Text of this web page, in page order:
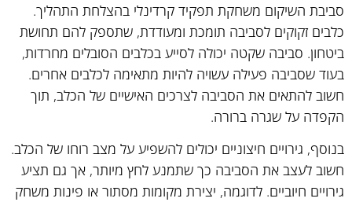
סביבת השיקום משחקת תפקיד קרדינלי בהצלחת התהליך.
כלבים זקוקים לסביבה תומכת ומעודדת, שתספק להם תחושת
ביטחון. סביבה שקטה יכולה לסייע בכלבים הסובלים מחרדות,
בעוד שסביבה פעילה עשויה להיות מתאימה לכלבים אחרים.
חשוב להתאים את הסביבה לצרכים האישיים של הכלב, תוך
הקפדה על שגרה ברורה.
בנוסף, גירויים חיצוניים יכולים להשפיע על מצב רוחו של הכלב.
חשוב לעצב את הסביבה כך שתמנע לחץ מיותר, אך גם תציע
גירויים חיוביים. לדוגמה, יצירת מקומות מסתור או פינות משחק